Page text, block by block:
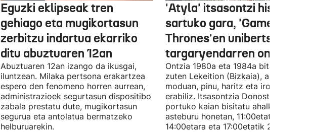
Eguzki eklipseak tren
gehiago eta mugikortasun
zerbitzu indartua ekarriko
ditu abuztuaren 12an
Abuztuaren 12an izango da ikusgai,
iluntzean. Milaka pertsona erakartzea
espero den fenomeno horren aurrean,
administrazioek segurtasun dispositibo
zabala prestatu dute, mugikortasun
segurua eta antolatua bermatzeko
helburuarekin.
'Atyla' itsasontzi
sartuko gara, 'Game of
Thrones'en unibertsoko
targaryendarren ontzian
Ontzia 1980a eta 1984a bitartean
zuten Lekeition (Bizkaia), artisau
moduan, pinu, haritz eta iroko egurra
erabiliz. Itsasontzia Donostiako
portuko kaian bisitatu ahalko da
asteburu honetan, 11:00etatik
14:00etara eta 17:00etatik 21:00etara.